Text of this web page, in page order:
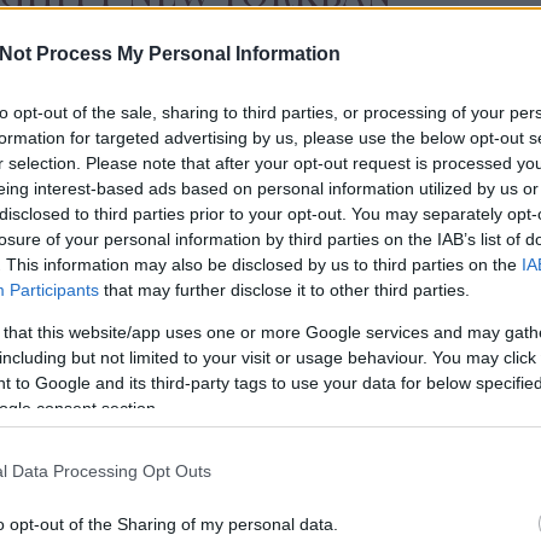
Process My Personal Information
opt-out of the sale, sharing to third parties, or processing of your
for targeted advertising by us, please use the below opt-out
selection. Please note that after your opt-out request is processed
interest-based ads based on personal information utilized by us
to third parties prior to your opt-out. You may separately
of your personal information by third parties on the IAB’s list of
This information may also be disclosed by us to third parties on the
Participants that may further disclose it to other third parties.
that this website/app uses one or more Google services and may
but not limited to your visit or usage behaviour. You may
to Google and its third-party tags to use your data for below
consent section.
Data Processing Opt Outs
opt-out of the Sharing of my personal data.
Leonardo
Hadid
híresség, Leonardo DiCaprio és Gigi Hadid
kelt, miután közelségükről felröppent a hír.
Leonardo kezdetben Gigit célozta meg és
miután szakított volt szeretőjével,
val. Ennek ellenére néhány…
Tovább
Addig
Nem
még
2023
2023
2023
2023